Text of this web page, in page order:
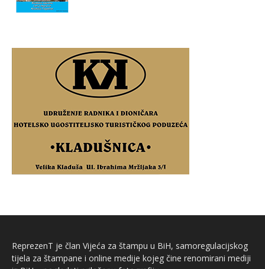
ReprezenT je član Vijeća za štampu u BiH, samoregulacijskog
tijela za štampane i online medije kojeg čine renomirani mediji